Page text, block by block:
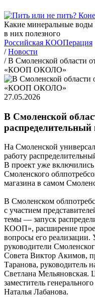
Какие минеральные воды
в них полезного
Российская КООПерация
/ Новости
/ В Смоленской области
«КООП ОКОЛО»
27.05.2026
В Смоленской
На Смоленской
работу
В проект уже
Смоленского
магазина в самом
В Смоленском
с участием
темы — запуск
КООП», расширение
вопросы его реализации.
руководители
Совета Виктор Акимов,
Таранова, руководитель
Светлана Мельяновская.
заместитель
Наталья Лабанова.